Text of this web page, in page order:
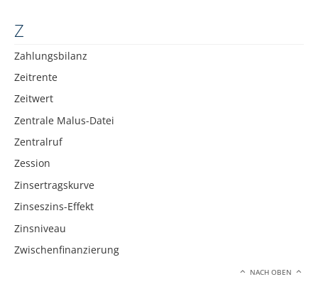
Z
Zahlungsbilanz
Zeitrente
Zeitwert
Zentrale Malus-Datei
Zentralruf
Zession
Zinsertragskurve
Zinseszins-Effekt
Zinsniveau
Zwischenfinanzierung
NACH OBEN